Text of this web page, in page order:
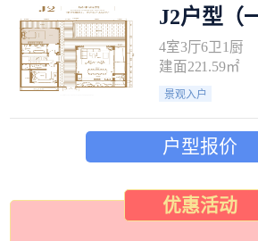
J2户型（
4室3厅6卫1厨
建面221.59㎡
景观入户
户型报价
优惠活动